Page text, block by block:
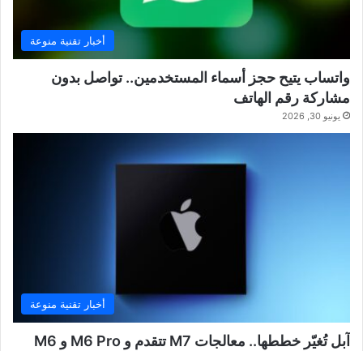
أخبار تقنية منوعة
واتساب يتيح حجز أسماء المستخدمين.. تواصل بدون
مشاركة رقم الهاتف
يونيو 30, 2026
أخبار تقنية منوعة
آبل تُغيّر خططها.. معالجات M7 تتقدم و M6 Pro و M6